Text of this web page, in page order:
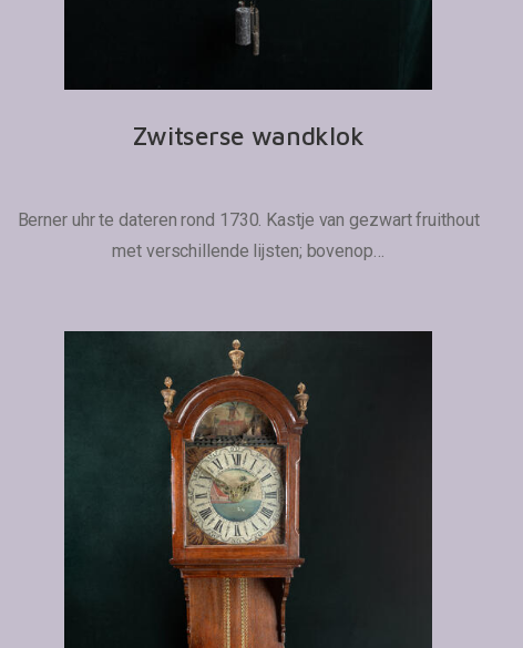
Zwitserse wandklok
Berner uhr te dateren rond 1730. Kastje van gezwart fruithout
met verschillende lijsten; bovenop…